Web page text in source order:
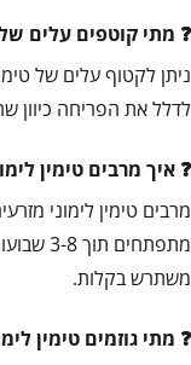
מתי קוטפים עלים של
ניתן לקטוף עלים של
לדלל את הפריחה כיוון
איך מרבים טימין
מרבים טימין לימוני
משתרש בקלות.
מתי גוזמים טימין